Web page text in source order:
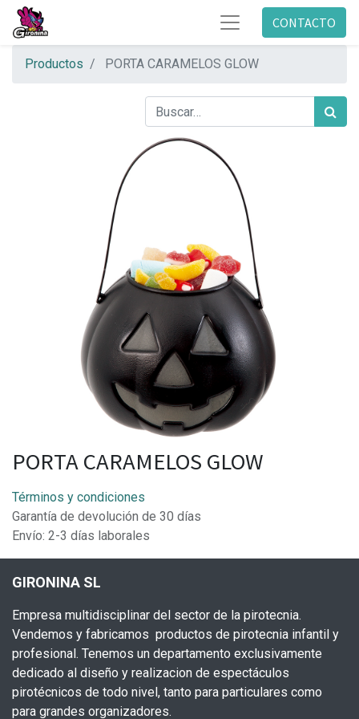
CONTACTO
Productos PORTA CARAMELOS GLOW
PORTA CARAMELOS GLOW
Términos y condiciones
Garantía de devolución de 30 días
Envío: 2-3 días laborales
GIRONINA SL
Empresa multidisciplinar del sector de la pirotecnia.
Vendemos y fabricamos productos de pirotecnia infantil y
profesional. Tenemos un departamento exclusivamente
dedicado al diseño y realizacion de espectáculos
pirotécnicos de todo nivel, tanto para particulares como
para grandes organizadores.